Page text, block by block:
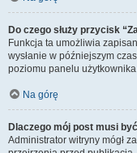
Do czego służy przycisk
Funkcja ta umożliwia
wysłanie w późniejszym
poziomu panelu
Na górę
Dlaczego mój post musi
Administrator witryny mógł